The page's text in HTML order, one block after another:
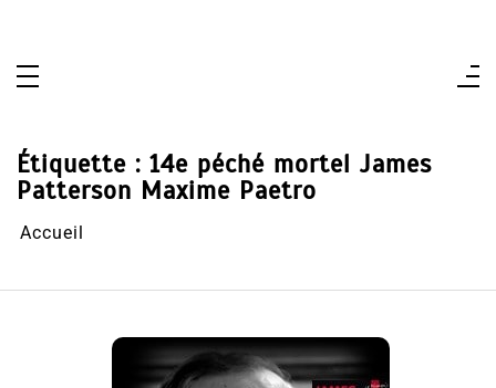
Étiquette : 14e péché mortel James
Patterson Maxime Paetro
Accueil